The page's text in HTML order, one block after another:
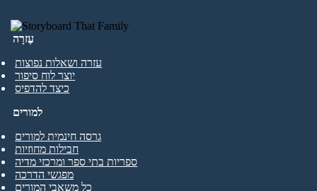
עֶזרָה
עזרה ושאלות נפוצות
יוצר לוח סיפור
כיצד להדפיס
למורים
גרסה חינמית למורים
חבילות מחוזיות
ספריות בתי ספר ומרכזי מדיה
מפגשי הדרכה
כל משאבי המורים